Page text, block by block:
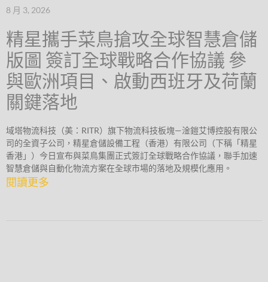
8 月 3, 2026
精星攜手菜鳥搶攻全球智慧倉儲
版圖 簽訂全球戰略合作協議 參
與歐洲項目、啟動西班牙及荷蘭
關鍵落地
域塔物流科技（美：RITR）旗下物流科技板塊—淦鎧艾博控股有限公
司的全資子公司，精星倉儲設備工程（香港）有限公司（下稱「精星
香港」）今日宣布與菜鳥集團正式簽訂全球戰略合作協議，聯手加速
智慧倉儲與自動化物流方案在全球市場的落地及規模化應用。
閱讀更多